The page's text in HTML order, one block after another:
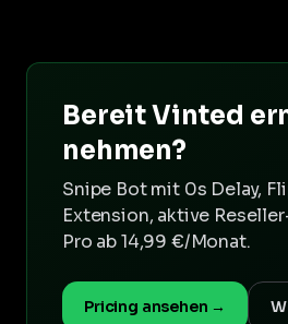
Bereit Vinted
nehmen?
Snipe Bot mit 0s Delay,
Extension, aktive
Pro ab 14,99 €/Monat.
Pricing ansehen →